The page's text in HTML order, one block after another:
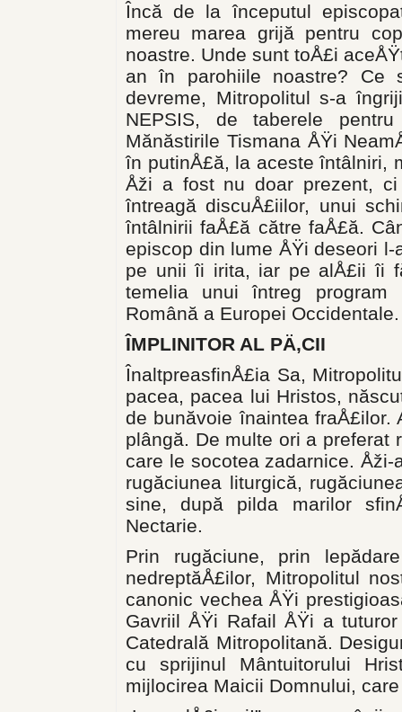
Încă de la începutul
mereu marea grijă pentru
noastre. Unde sunt toÅ£i
an în parohiile noastre? Ce
devreme, Mitropolitul s-a
NEPSIS, de taberele
Mănăstirile Tismana ÅŸi
în putinÅ£ă, la aceste întâlniri,
Åži a fost nu doar prezent,
întreagă discuÅ£iilor, unui
întâlnirii faÅ£ă către faÅ£ă.
episcop din lume ÅŸi deseori l-
pe unii îi irita, iar pe alÅ£ii îi
temelia unui întreg
Română a Europei Occidentale.
ÎMPLINITOR AL PÄ‚CII
ÎnaltpreasfinÅ£ia Sa,
pacea, pacea lui Hristos,
de bunăvoie înaintea
plângă. De multe ori a preferat
care le socotea zadarnice.
rugăciunea liturgică,
sine, după pilda marilor
Nectarie.
Prin rugăciune, prin
nedreptăÅ£ilor, Mitropolitul
canonic vechea ÅŸi
Gavriil ÅŸi Rafail ÅŸi a
Catedrală Mitropolitană.
cu sprijinul Mântuitorului
mijlocirea Maicii Domnului,